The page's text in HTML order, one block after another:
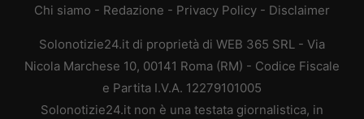
Chi siamo - Redazione - Privacy Policy - Disclaimer
Solonotizie24.it di proprietà di WEB 365 SRL - Via
Nicola Marchese 10, 00141 Roma (RM) - Codice Fiscale
e Partita I.V.A. 12279101005
Solonotizie24.it non è una testata giornalistica, in